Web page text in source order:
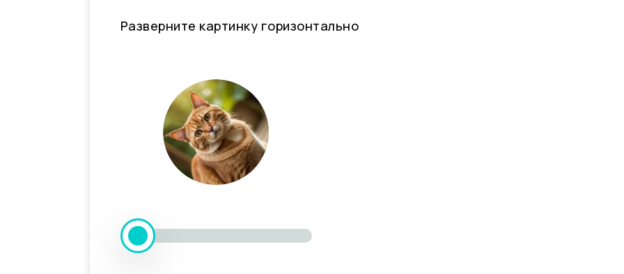
Разверните картинку горизонтально